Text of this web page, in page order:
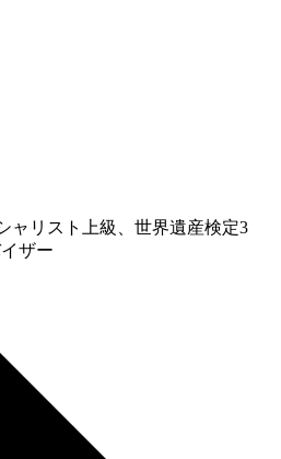
ャリスト上級、世界遺産検定3
ザー